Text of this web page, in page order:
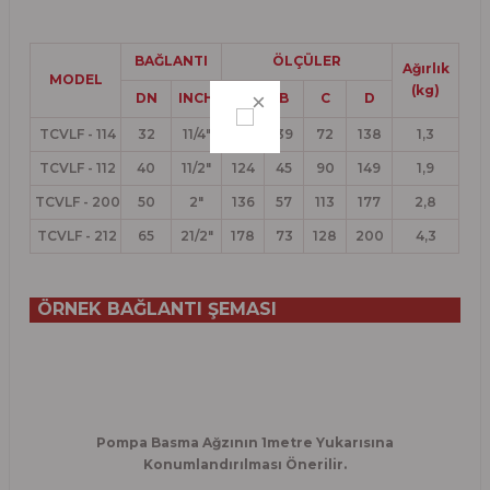
MODEL
BAĞLANTI ÖLÇÜLER
Ağırlık
(kg)
DN INCH B C D
TCVLF - 114 32 11/4" 39 72 138 1,3
TCVLF - 112 40 11/2" 124 45 90 149 1,9
TCVLF - 200 50 2" 136 57 113 177 2,8
TCVLF - 212 65 21/2" 178 73 128 200 4,3
ÖRNEK BAĞLANTI ŞEMASI
Pompa Basma Ağzının 1metre Yukarısına
Konumlandırılması Önerilir.